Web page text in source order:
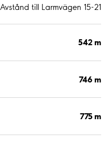
Avstånd till Larmvägen 15-21
542 m
746 m
775 m